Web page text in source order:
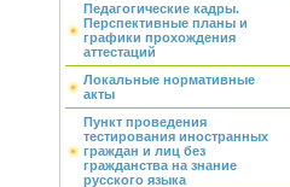
Педагогические кадры.
Перспективные планы и
графики прохождения
аттестаций
Локальные нормативные
акты
Пункт проведения
тестирования иностранных
граждан и лиц без
гражданства на знание
русского языка